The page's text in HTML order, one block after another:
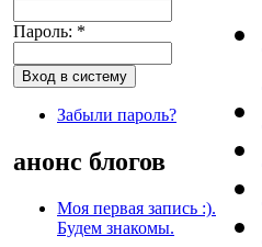
Пароль: *
Забыли пароль?
анонс блогов
Моя первая запись :).
Будем знакомы.